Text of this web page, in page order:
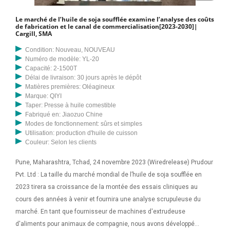
Le marché de l’huile de soja soufflée examine l’analyse des coûts
de fabrication et le canal de commercialisation[2023-2030]|
Cargill, SMA
Condition: Nouveau, NOUVEAU
Numéro de modèle: YL-20
Capacité: 2-1500T
Délai de livraison: 30 jours après le dépôt
Matières premières: Oléagineux
Marque: QIYI
Taper: Presse à huile comestible
Fabriqué en: Jiaozuo Chine
Modes de fonctionnement: sûrs et simples
Utilisation: production d'huile de cuisson
Couleur: Selon les clients
Pune, Maharashtra, Tchad, 24 novembre 2023 (Wiredrelease) Prudour
Pvt. Ltd : La taille du marché mondial de l’huile de soja soufflée en
2023 tirera sa croissance de la montée des essais cliniques au
cours des années à venir et fournira une analyse scrupuleuse du
marché. En tant que fournisseur de machines d'extrudeuse
d'aliments pour animaux de compagnie, nous avons développé